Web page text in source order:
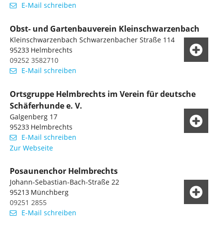
E-Mail schreiben
Obst- und Gartenbauverein Kleinschwarzenbach
Kleinschwarzenbach Schwarzenbacher Straße 114
95233 Helmbrechts
09252 3582710
E-Mail schreiben
Ortsgruppe Helmbrechts im Verein für deutsche
Schäferhunde e. V.
Galgenberg 17
95233 Helmbrechts
E-Mail schreiben
Zur Webseite
Posaunenchor Helmbrechts
Johann-Sebastian-Bach-Straße 22
95213 Münchberg
09251 2855
E-Mail schreiben